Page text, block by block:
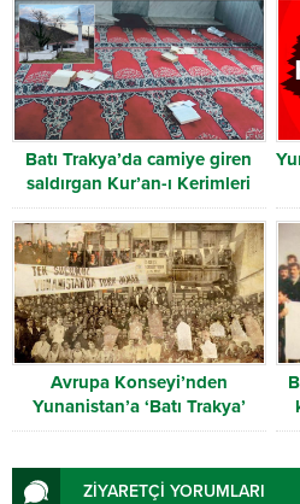
Batı Trakya’da camiye giren
saldırgan Kur’an-ı Kerimleri
yırttı
Avrupa Konseyi’nden
Yunanistan’a ‘Batı Trakya’
uyarısı
ZİYARETÇİ YORUMLARI